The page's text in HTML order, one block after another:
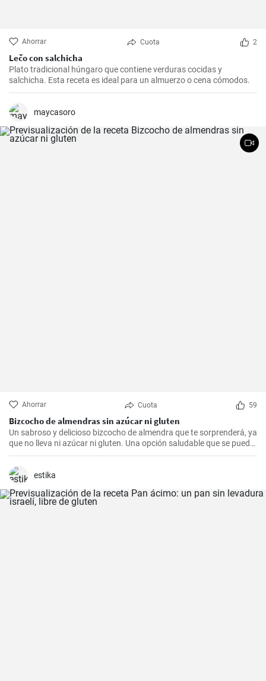
Ahorrar Cuota 2
Lečo con salchicha
Plato tradicional húngaro que contiene verduras cocidas y
salchicha. Esta receta es ideal para un almuerzo o cena cómodos.
maycasoro
Ahorrar Cuota 59
Bizcocho de almendras sin azúcar ni gluten
Un sabroso y delicioso bizcocho de almendra que te sorprenderá, ya
que no lleva ni azúcar ni gluten. Una opción saludable que se puede
adaptar a muchas personas.
estika